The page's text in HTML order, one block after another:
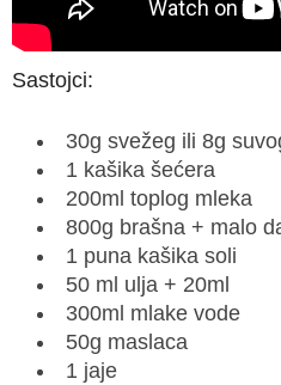
Sastojci:
30g svežeg ili 8g
1 kašika šećera
200ml toplog mleka
800g brašna + malo
1 puna kašika soli
50 ml ulja + 20ml
300ml mlake vode
50g maslaca
1 jaje